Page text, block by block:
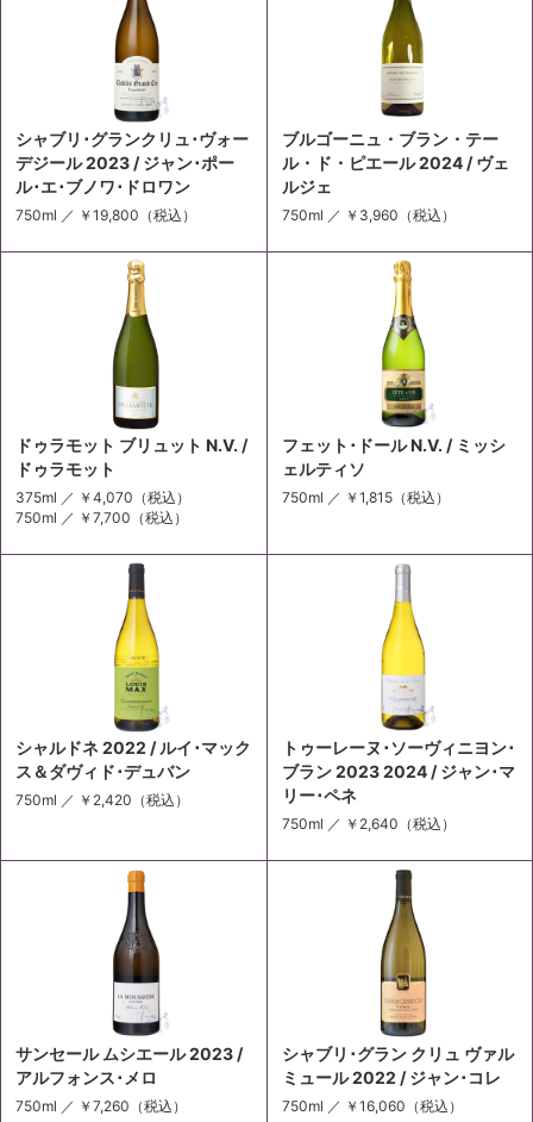
シャブリ･グランクリュ･ヴォー
デジール 2023 / ジャン･ポー
ル･エ･ブノワ･ドロワン
750ml ／ ￥19,800 （税込）
ブルゴーニュ・ブラン・テー
ル・ド・ピエール 2024 / ヴェ
ルジェ
750ml ／ ￥3,960 （税込）
ドゥラモット ブリュット N.V. /
ドゥラモット
375ml ／ ￥4,070 （税込）
750ml ／ ￥7,700 （税込）
フェット･ドール N.V. / ミッシ
ェルティソ
750ml ／ ￥1,815（税込）
シャルドネ 2022 / ルイ･マック
ス＆ダヴィド･デュバン
750ml ／ ￥2,420 （税込）
トゥーレーヌ･ソーヴィニヨン･
ブラン 2023 2024 / ジャン･マ
リー･ペネ
750ml ／ ￥2,640 （税込）
サンセール ムシエール 2023 /
アルフォンス･メロ
750ml ／ ￥7,260 （税込）
シャブリ･グラン クリュ ヴァル
ミュール 2022 / ジャン･コレ
750ml ／ ￥16,060 （税込）